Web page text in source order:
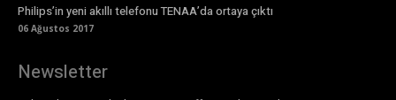
Philips’in yeni akıllı telefonu TENAA’da ortaya çıktı
06 Ağustos 2017
Newsletter